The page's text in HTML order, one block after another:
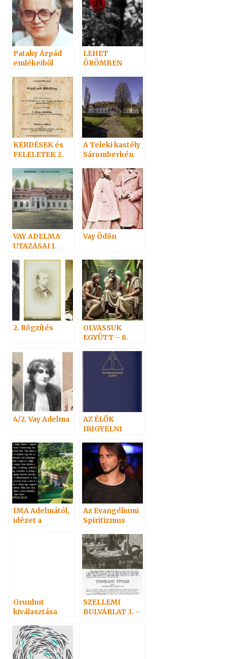
Pataky Árpád
emlékeiből
LEHET
ÖRÖMBEN
KÉRDÉSEK és
FELELETEK 2.
38)Hoffmann
professzor
A Teleki kastély
Sáromberkén
VAY ADELMA
UTAZÁSAI 1.
Vay Ödön
2. Rögzítés
OLVASSUK
EGYÜTT – 8.
4/2. Vay Adelma
AZ ÉLŐK
IRIGYELNI
HOLTAKAT
IMA Adelmától,
idézet a
Az Evangéliumi
Spiritizmus
könyvről 2. rész
Grunhut
kiválasztása
SZELLEMI
BULVÁRLAT 3. –